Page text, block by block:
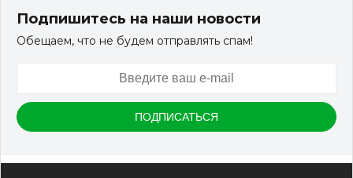
Подпишитесь на наши новости
Обещаем, что не будем отправлять спам!